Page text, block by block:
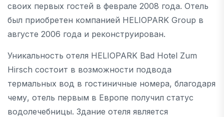
своих первых гостей в феврале 2008 года. Отель
был приобретен компанией HELIOPARK Group в
августе 2006 года и реконструирован.
Уникальность отеля HELIOPARK Bad Hotel Zum
Hirsch состоит в возможности подвода
термальных вод в гостиничные номера, благодаря
чему, отель первым в Европе получил статус
водолечебницы. Здание отеля является